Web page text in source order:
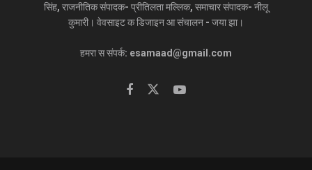
सिंह, राजनीतिक संपादक- प्रीतिलता मल्लिक, समाचार संपादक- नीलू
कुमारी। वेवसाइट क डिजाइन आ संचालन - जया झा।
हमरा स संपर्क: esamaad@gmail.com